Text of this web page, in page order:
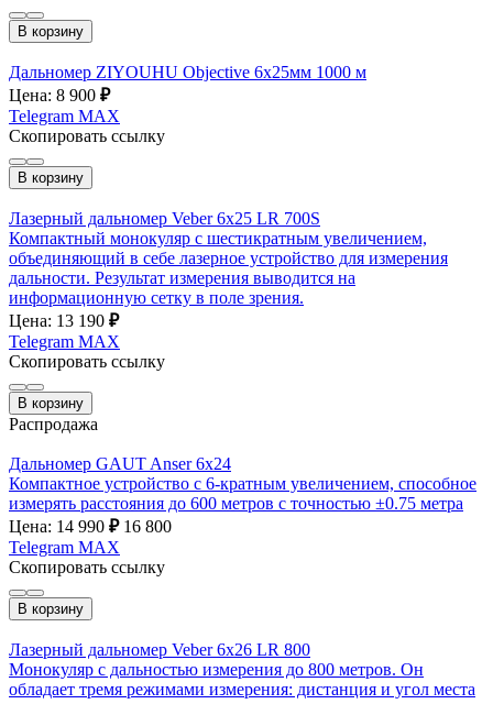
В корзину
Дальномер ZIYOUHU Objective 6x25мм 1000 м
Цена: 8 900 ₽
Telegram MAX
Скопировать ссылку
В корзину
Лазерный дальномер Veber 6x25 LR 700S
Компактный монокуляр с шестикратным увеличением,
объединяющий в себе лазерное устройство для измерения
дальности. Результат измерения выводится на
информационную сетку в поле зрения.
Цена: 13 190 ₽
Telegram MAX
Скопировать ссылку
В корзину
Распродажа
Дальномер GAUT Anser 6x24
Компактное устройство с 6-кратным увеличением, способное
измерять расстояния до 600 метров с точностью ±0.75 метра
Цена: 14 990 ₽ 16 800
Telegram MAX
Скопировать ссылку
В корзину
Лазерный дальномер Veber 6x26 LR 800
Монокуляр с дальностью измерения до 800 метров. Он
обладает тремя режимами измерения: дистанция и угол места